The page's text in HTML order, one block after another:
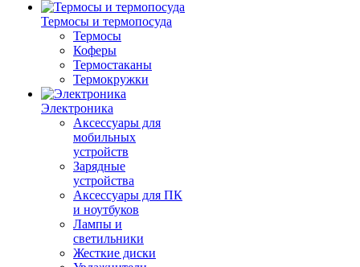
Термосы и термопосуда
Термосы
Коферы
Термостаканы
Термокружки
Электроника
Аксессуары для
мобильных
устройств
Зарядные
устройства
Аксессуары для ПК
и ноутбуков
Лампы и
светильники
Жесткие диски